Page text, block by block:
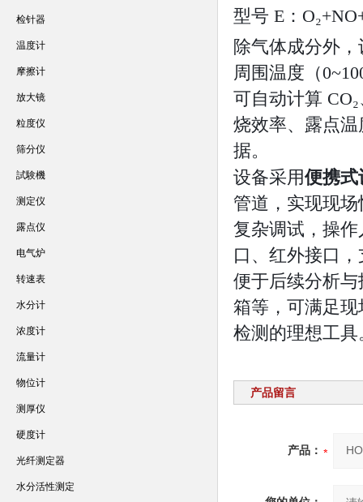
型号 E：
除气体成分外
周围温度（
可自动计算
烧效率、露点
据。
设备采用便携式
管道，实现现
复杂调试，操
口、红外接口
便于后续分析
箱等，可满足
检测的理想工具
产品留言
产品：
检针器
温度计
摩擦计
放大镜
粒度仪
筛分仪
試験機
测定仪
露点仪
电气炉
转速表
水分计
浓度计
流量计
物位计
测厚仪
硬度计
光纤测定器
水分活性测定